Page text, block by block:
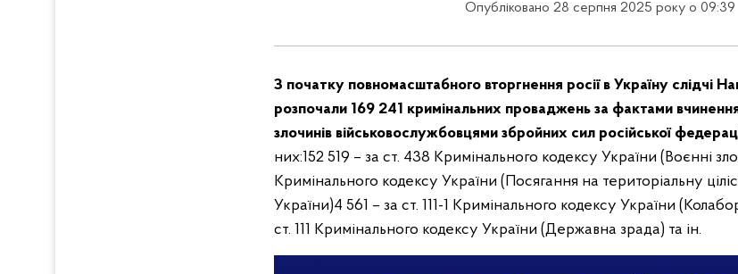
Опубліковано 28 серпня 2025 року о 09:39
З початку повномасштабного вторгнення росії в Україну слідчі
розпочали 169 241 кримінальних проваджень за фактами вчинення
злочинів військовослужбовцями збройних сил російської
них:152 519 – за ст. 438 Кримінального кодексу України (Воєнні
Кримінального кодексу України (Посягання на територіальну
України)4 561 – за ст. 111-1 Кримінального кодексу України
ст. 111 Кримінального кодексу України (Державна зрада) та ін.